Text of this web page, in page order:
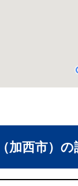
加西市）の